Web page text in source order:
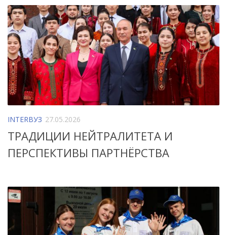
INTERВУЗ 27.05.2026
ТРАДИЦИИ НЕЙТРАЛИТЕТА И
ПЕРСПЕКТИВЫ ПАРТНЁРСТВА